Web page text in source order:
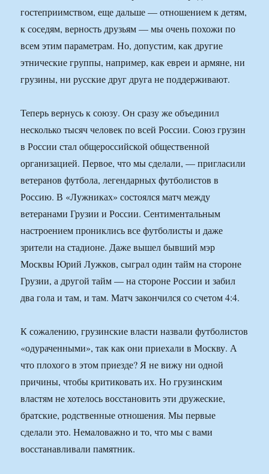
гостеприимством, еще дальше — отношением к детям,
к соседям, верность друзьям — мы очень похожи по
всем этим параметрам. Но, допустим, как другие
этнические группы, например, как евреи и армяне, ни
грузины, ни русские друг друга не поддерживают.
Теперь вернусь к союзу. Он сразу же объединил
несколько тысяч человек по всей России. Союз грузин
в России стал общероссийской общественной
организацией. Первое, что мы сделали, — пригласили
ветеранов футбола, легендарных футболистов в
Россию. В «Лужниках» состоялся матч между
ветеранами Грузии и России. Сентиментальным
настроением прониклись все футболисты и даже
зрители на стадионе. Даже вышел бывший мэр
Москвы Юрий Лужков, сыграл один тайм на стороне
Грузии, а другой тайм — на стороне России и забил
два гола и там, и там. Матч закончился со счетом 4:4.
К сожалению, грузинские власти назвали футболистов
«одураченными», так как они приехали в Москву. А
что плохого в этом приезде? Я не вижу ни одной
причины, чтобы критиковать их. Но грузинским
властям не хотелось восстановить эти дружеские,
братские, родственные отношения. Мы первые
сделали это. Немаловажно и то, что мы с вами
восстанавливали памятник.